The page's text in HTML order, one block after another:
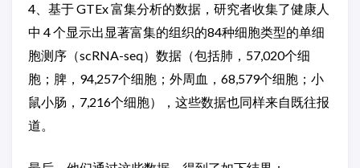
4、基于 GTEx 富集分析的数据，研究者收集了健康人
中 4 个显示出显著富集的组织的84种细胞类型的单细
胞测序（scRNA-seq）数据（包括肺，57,020个细
胞；脾，94,257个细胞；外周血，68,579个细胞；小
鼠小肠，7,216个细胞），这些数据也同样来自既往报
道。